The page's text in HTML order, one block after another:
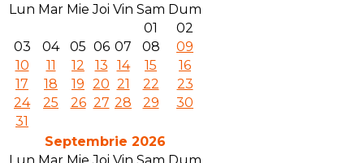
Lun Mar Mie Joi Vin Sam Dum
01
02
03
04 05 06 07 08
09
10
11 12 13 14 15
16
17
18 19 20 21 22
23
24
25 26 27 28 29
30
31
Septembrie 2026
Lun Mar Mie Joi Vin Sam Dum